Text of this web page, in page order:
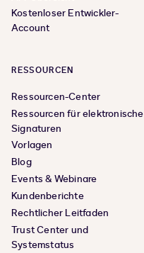
Kostenloser Entwickler-
Account
RESSOURCEN
Ressourcen-Center
Ressourcen für elektronische
Signaturen
Vorlagen
Blog
Events & Webinare
Kundenberichte
Rechtlicher Leitfaden
Trust Center und
Systemstatus